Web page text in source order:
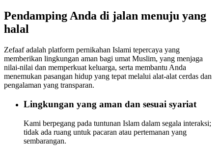
Pendamping Anda di jalan menuju yang
halal
Zefaaf adalah platform pernikahan Islami tepercaya yang
memberikan lingkungan aman bagi umat Muslim, yang menjaga
nilai-nilai dan memperkuat keluarga, serta membantu Anda
menemukan pasangan hidup yang tepat melalui alat-alat cerdas dan
pengalaman yang transparan.
Lingkungan yang aman dan sesuai syariat
Kami berpegang pada tuntunan Islam dalam segala interaksi;
tidak ada ruang untuk pacaran atau pertemanan yang
sembarangan.